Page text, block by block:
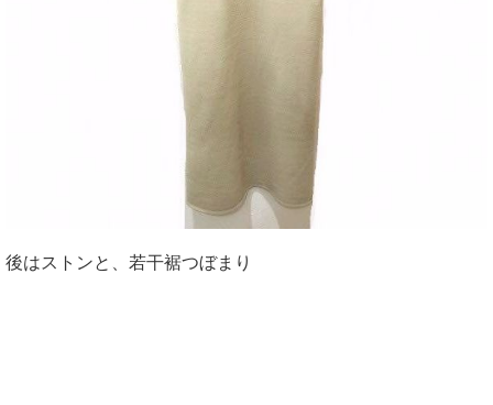
後はストンと、若干裾つぼまり